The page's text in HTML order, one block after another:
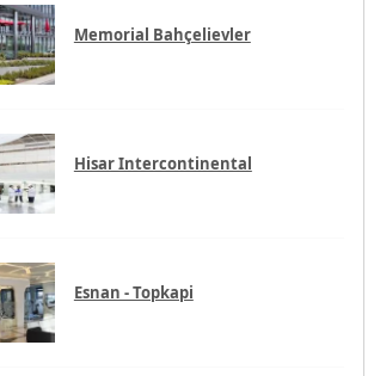
Memorial Bahçelievler
Hisar Intercontinental
Esnan - Topkapi